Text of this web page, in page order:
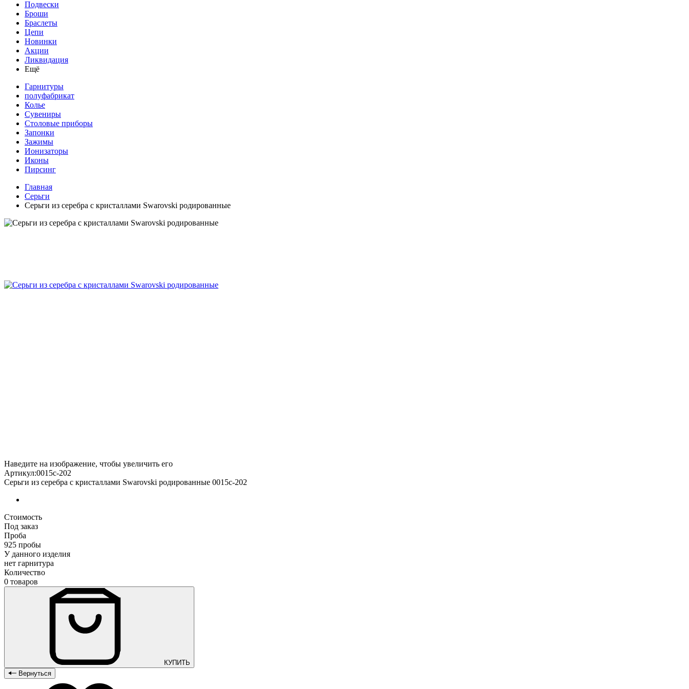
Подвески
Броши
Браслеты
Цепи
Новинки
Акции
Ликвидация
Ещё
Гарнитуры
полуфабрикат
Колье
Сувениры
Столовые приборы
Запонки
Зажимы
Ионизаторы
Иконы
Пирсинг
Главная
Серьги
Серьги из серебра с кристаллами Swarovski родированные
Наведите на изображение, чтобы увеличить его
Артикул:0015с-202
Серьги из серебра с кристаллами Swarovski родированные 0015с-202
Стоимость
Под заказ
Проба
925 пробы
У данного изделия
нет гарнитура
Количество
0 товаров
КУПИТЬ
Вернуться